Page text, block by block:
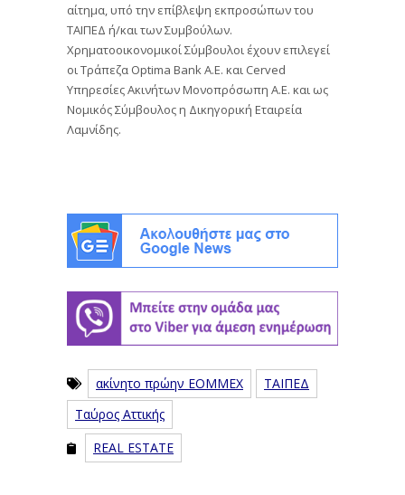
αίτημα, υπό την επίβλεψη εκπροσώπων του
ΤΑΙΠΕΔ ή/και των Συμβούλων.
Χρηματοοικονομικοί Σύμβουλοι έχουν επιλεγεί
οι Τράπεζα Optima Bank Α.Ε. και Cerved
Υπηρεσίες Ακινήτων Μονοπρόσωπη A.E. και ως
Νομικός Σύμβουλος η Δικηγορική Εταιρεία
Λαμνίδης.
ακίνητο πρώην ΕΟΜΜΕΧ
ΤΑΙΠΕΔ
Ταύρος Αττικής
REAL ESTATE